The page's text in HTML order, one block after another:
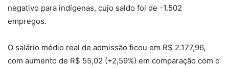
negativo para indígenas, cujo saldo foi de -1.502
empregos.
O salário médio real de admissão ficou em R$ 2.177,96,
com aumento de R$ 55,02 (+2,59%) em comparação com o